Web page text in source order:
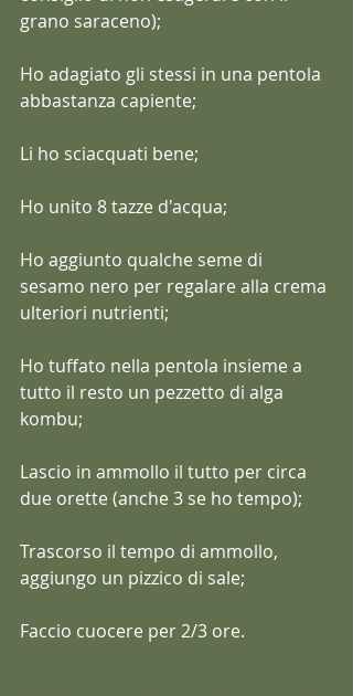
grano saraceno);
Ho adagiato gli stessi in una pentola
abbastanza capiente;
Li ho sciacquati bene;
Ho unito 8 tazze d'acqua;
Ho aggiunto qualche seme di
sesamo nero per regalare alla crema
ulteriori nutrienti;
Ho tuffato nella pentola insieme a
tutto il resto un pezzetto di alga
kombu;
Lascio in ammollo il tutto per circa
due orette (anche 3 se ho tempo);
Trascorso il tempo di ammollo,
aggiungo un pizzico di sale;
Faccio cuocere per 2/3 ore.